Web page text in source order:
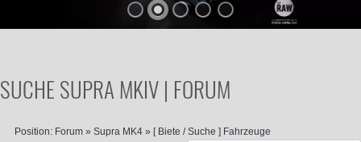
SUCHE SUPRA MKIV | FORUM
Position: Forum » Supra MK4 » [ Biete / Suche ] Fahrzeuge